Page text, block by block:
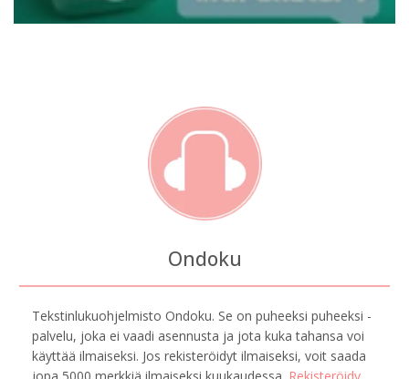
Ondoku
Tekstinlukuohjelmisto Ondoku. Se on puheeksi puheeksi -
palvelu, joka ei vaadi asennusta ja jota kuka tahansa voi
käyttää ilmaiseksi. Jos rekisteröidyt ilmaiseksi, voit saada